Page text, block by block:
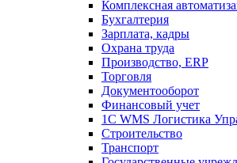
Комплексная
Бухгалтерия
Зарплата, кадры
Охрана труда
Производство, ERP
Торговля
Документооборот
Финансовый учет
1С WMS Логистика
Строительство
Транспорт